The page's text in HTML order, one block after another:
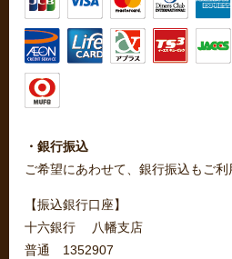
・銀行振込
ご希望にあわせて、銀行振込もご利
【振込銀行口座】
十六銀行 八幡支店
普通 1352907